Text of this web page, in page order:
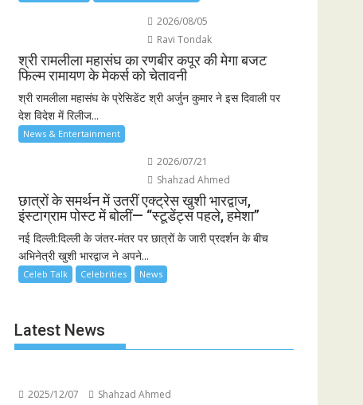
2026/08/05
Ravi Tondak
श्री रामलीला महासंघ का रणबीर कपूर की मेगा बजट
फिल्म रामायण के मेकर्स को चेतावनी
श्री रामलीला महासंघ के प्रेसिडेंट श्री अर्जुन कुमार ने इस दिवाली पर
देश विदेश में रिलीज...
News & Entertainment
2026/07/21
Shahzad Ahmed
छात्रों के समर्थन में उतरीं एक्ट्रेस खुशी भारद्वाज,
इंस्टाग्राम पोस्ट में बोलीं— “स्टूडेंट्स पहले, हमेशा”
नई दिल्ली:दिल्ली के जंतर-मंतर पर छात्रों के जारी प्रदर्शन के बीच
अभिनेत्री खुशी भारद्वाज ने अपने...
Celeb Talk Celebrities News
Latest News
2025/12/07 Shahzad Ahmed